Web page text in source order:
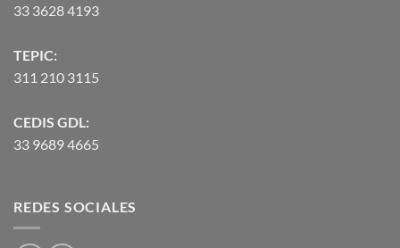
33 3628 4193
TEPIC:
311 210 3115
CEDIS GDL:
33 9689 4665
REDES SOCIALES